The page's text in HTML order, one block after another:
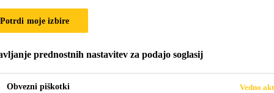
C
povezovanje in sidranje v sistemu
v plastičnem ovoju, ki se uporablja kot povezovalni
Potrdi moje izbire
prednostnih nastavitev za podajo soglasij
Obvezni piškotki Vedno